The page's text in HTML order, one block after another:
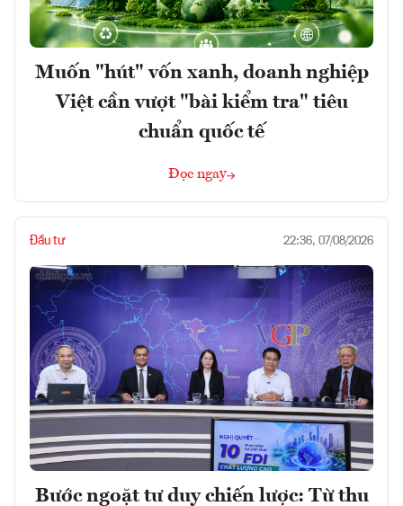
Muốn "hút" vốn xanh, doanh nghiệp
Việt cần vượt "bài kiểm tra" tiêu
chuẩn quốc tế
Đọc ngay
Đầu tư 22:36, 07/08/2026
Bước ngoặt tư duy chiến lược: Từ thu